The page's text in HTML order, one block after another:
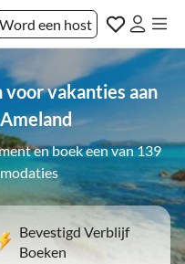
Word een host
vakanties aan
en boek een van 139
Bevestigd Verblijf
Boeken